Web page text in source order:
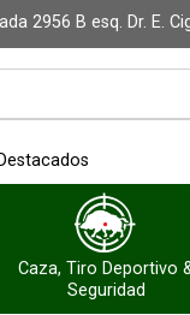
2956 B esq. Dr. E.
Destacados
Caza, Tiro Deportivo
Seguridad